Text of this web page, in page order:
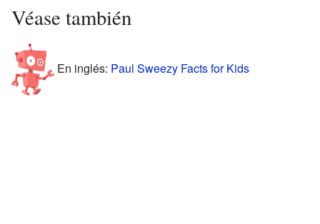
Véase también
En inglés: Paul Sweezy Facts for Kids